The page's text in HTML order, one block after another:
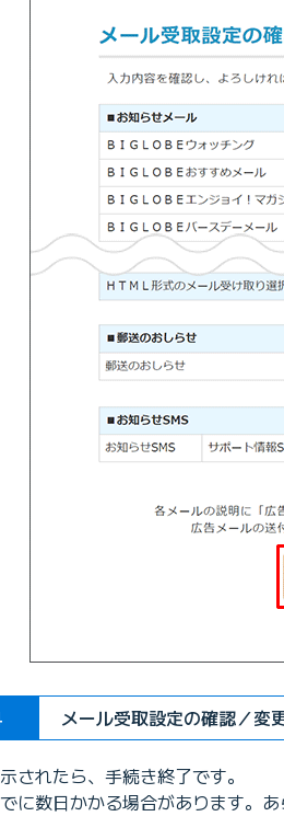
メール受取設定の確認／変
されたら、手続き終了です。
に数日かかる場合があります。あ